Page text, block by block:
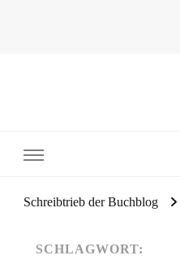
Schreibtrieb der Buchblog
SCHLAGWORT: